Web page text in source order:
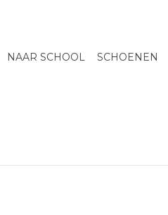
NAAR SCHOOL SCHOENEN